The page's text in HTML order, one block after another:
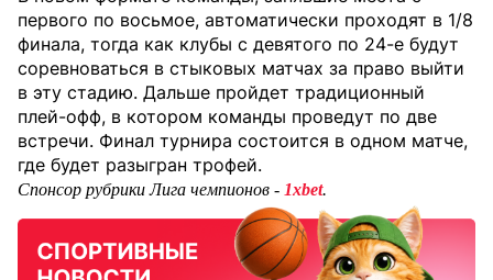
первого по восьмое, автоматически проходят в 1/8
финала, тогда как клубы с девятого по 24-е будут
соревноваться в стыковых матчах за право выйти
в эту стадию. Дальше пройдет традиционный
плей-офф, в котором команды проведут по две
встречи. Финал турнира состоится в одном матче,
где будет разыгран трофей.
Спонсор рубрики Лига чемпионов - 1xbet.